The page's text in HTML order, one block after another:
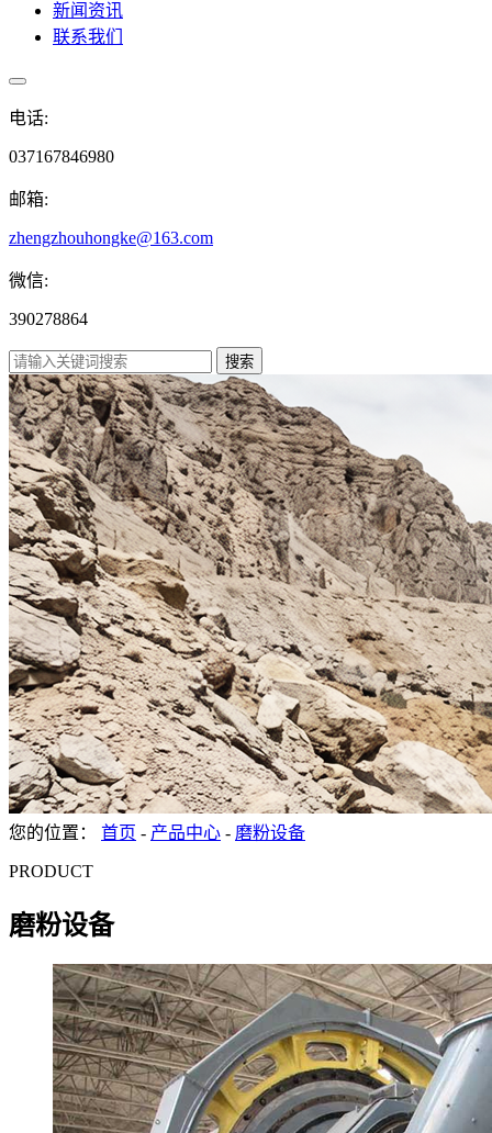
新闻资讯
联系我们
电话:
037167846980
邮箱:
zhengzhouhongke@163.com
微信:
390278864
搜索
您的位置： 首页 - 产品中心 - 磨粉设备
PRODUCT
磨粉设备